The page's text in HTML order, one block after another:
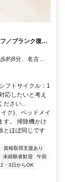
／ブランク復
約8分、名古屋
フトサイクル：1
応したいと考え
さい...
ク)、ベッドメイ
す。 掃除機かけ
とほぼ同じです
資格取得支援あり
未経験者歓迎
午前
・3日からOK